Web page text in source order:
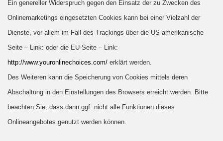
Ein genereller Widerspruch gegen den Einsatz der zu Zwecken des
Onlinemarketings eingesetzten Cookies kann bei einer Vielzahl der
Dienste, vor allem im Fall des Trackings über die US-amerikanische
Seite – Link: oder die EU-Seite – Link:
http://www.youronlinechoices.com/ erklärt werden.
Des Weiteren kann die Speicherung von Cookies mittels deren
Abschaltung in den Einstellungen des Browsers erreicht werden. Bitte
beachten Sie, dass dann ggf. nicht alle Funktionen dieses
Onlineangebotes genutzt werden können.